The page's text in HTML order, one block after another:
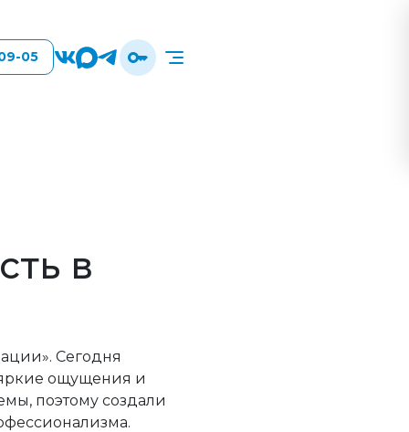
05
в
Сегодня
ощущения и
поэтому создали